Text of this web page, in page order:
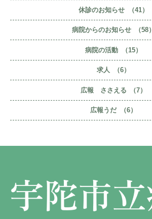
休診のお知らせ （41）
病院からのお知らせ （58）
病院の活動 （15）
求人 （6）
広報 ささえる （7）
広報うだ （6）